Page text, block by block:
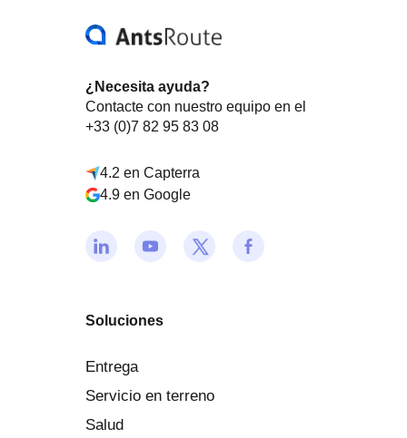
¿Necesita ayuda?
Contacte con nuestro equipo en el
+33 (0)7 82 95 83 08
4.2 en Capterra
4.9 en Google
Soluciones
Entrega
Servicio en terreno
Salud